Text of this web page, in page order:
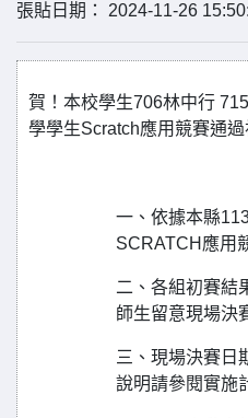
張貼日期： 2024-11-26
賀！本校學生706林中行
學學生Scratch應用競賽通
一、依據本縣
SCRATCH應用
二、各組初賽結
師生留意現場決
三、現場決賽日
說明請參閱實施